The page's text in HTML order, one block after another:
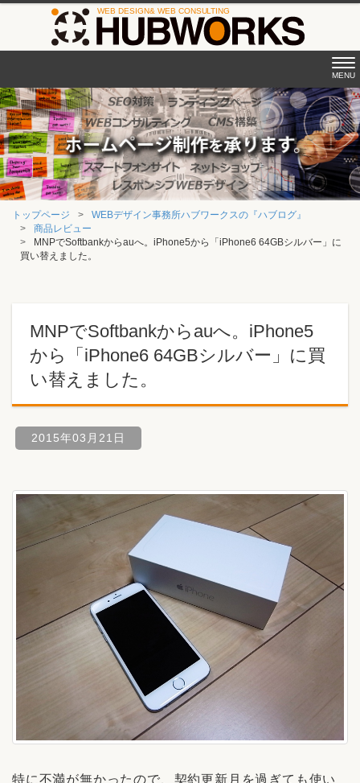
MENU
トップページ
WEBデザイン事務所ハブワークスの『ハブログ』
商品レビュー
MNPでSoftbankからauへ。iPhone5から「iPhone6 64GBシルバー」に
買い替えました。
MNPでSoftbankからauへ。iPhone5
から「iPhone6 64GBシルバー」に買
い替えました。
2015年03月21日
特に不満が無かったので、契約更新月を過ぎても使い